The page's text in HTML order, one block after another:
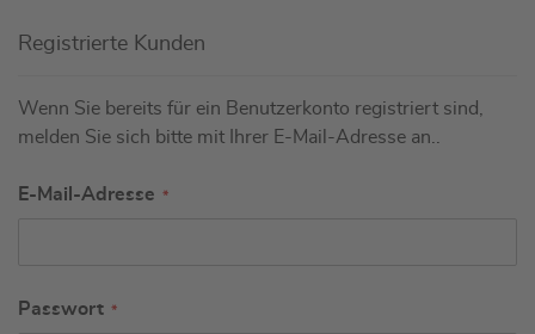
Registrierte Kunden
Wenn Sie bereits für ein Benutzerkonto registriert sind,
melden Sie sich bitte mit Ihrer E-Mail-Adresse an..
E-Mail-Adresse
Passwort